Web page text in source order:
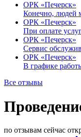
ОРК «Печерск»
Конечно, людей
ОРК «Печерск»
При оплате
ОРК «Печерск»
Сервис
ОРК «Печерск»
В графике
Все отзывы
по отзывам сейчас